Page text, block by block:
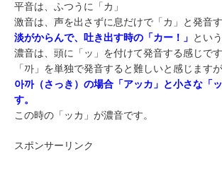
平音は、ふつうに「カ」
激音は、声を出さずに息だけで「カ」と発音す
淡がからんで、吐き出す時の「カー！」 とい
濃音は、頭に「ッ」を付けて発音する感じです
「까」を単独で発音すると難しいと感じます
아까（さっき）の場合「アッカ」と小さな「
す。
この時の「ッカ」が濃音です。
スポンサーリンク